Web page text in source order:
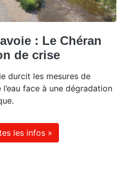
: Le Chéran
de crise
durcit les mesures de
face à une dégradation
les infos »